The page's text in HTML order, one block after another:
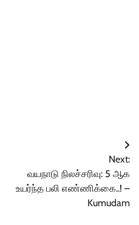
Next:
வயநாடு நிலச்சரிவு: 5 ஆக
உயர்ந்த பலி எண்ணிக்கை..! –
Kumudam